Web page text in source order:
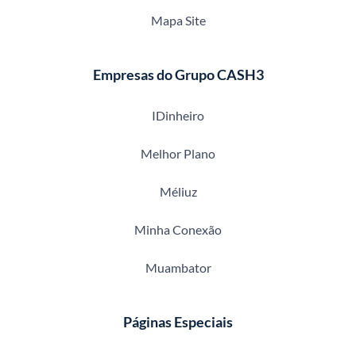
Mapa Site
Empresas do Grupo CASH3
IDinheiro
Melhor Plano
Méliuz
Minha Conexão
Muambator
Páginas Especiais